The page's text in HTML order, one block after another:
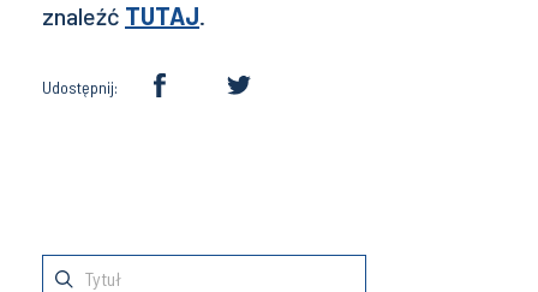
znaleźć TUTAJ.
Udostępnij: